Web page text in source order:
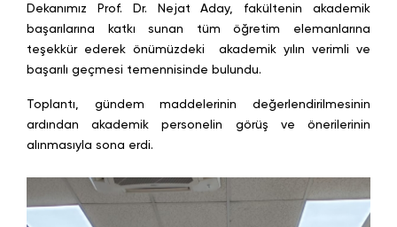
Dekanımız Prof. Dr. Nejat Aday, fakültenin akademik
başarılarına katkı sunan tüm öğretim elemanlarına
teşekkür ederek önümüzdeki akademik yılın verimli ve
başarılı geçmesi temennisinde bulundu.
Toplantı, gündem maddelerinin değerlendirilmesinin
ardından akademik personelin görüş ve önerilerinin
alınmasıyla sona erdi.